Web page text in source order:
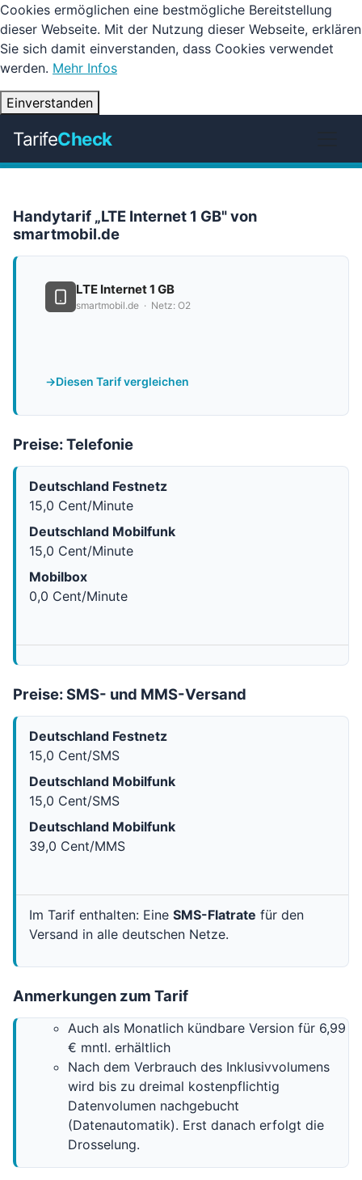
Cookies ermöglichen eine bestmögliche Bereitstellung
dieser Webseite. Mit der Nutzung dieser Webseite, erklären
Sie sich damit einverstanden, dass Cookies verwendet
werden. Mehr Infos
Einverstanden
TarifeCheck
Handytarif „LTE Internet 1 GB" von
smartmobil.de
LTE Internet 1 GB
smartmobil.de · Netz: O2
Diesen Tarif vergleichen
Preise: Telefonie
Deutschland Festnetz
15,0 Cent/Minute
Deutschland Mobilfunk
15,0 Cent/Minute
Mobilbox
0,0 Cent/Minute
Preise: SMS- und MMS-Versand
Deutschland Festnetz
15,0 Cent/SMS
Deutschland Mobilfunk
15,0 Cent/SMS
Deutschland Mobilfunk
39,0 Cent/MMS
Im Tarif enthalten: Eine SMS-Flatrate für den
Versand in alle deutschen Netze.
Anmerkungen zum Tarif
Auch als Monatlich kündbare Version für 6,99
€ mntl. erhältlich
Nach dem Verbrauch des Inklusivvolumens
wird bis zu dreimal kostenpflichtig
Datenvolumen nachgebucht
(Datenautomatik). Erst danach erfolgt die
Drosselung.